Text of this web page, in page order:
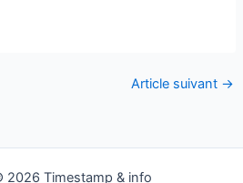
Article suivant →
Timestamp & info